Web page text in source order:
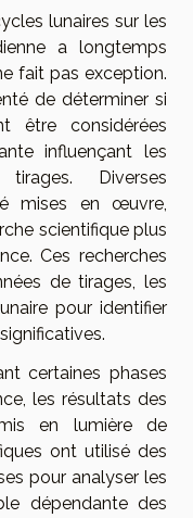
lunaires sur les
a longtemps
fait pas exception.
de déterminer si
être considérées
influençant les
Diverses
mises en œuvre,
scientifique plus
Ces recherches
de tirages, les
pour identifier
certaines phases
les résultats des
en lumière de
ont utilisé des
pour analyser les
dépendante des